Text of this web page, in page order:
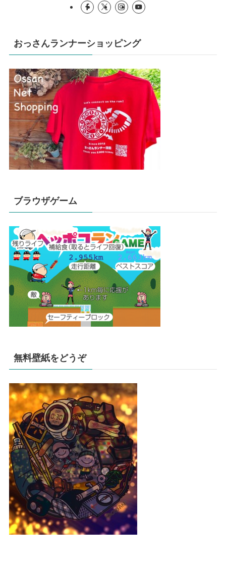
おっさんランナーショッピング
ブラウザゲーム
無料壁紙をどうぞ